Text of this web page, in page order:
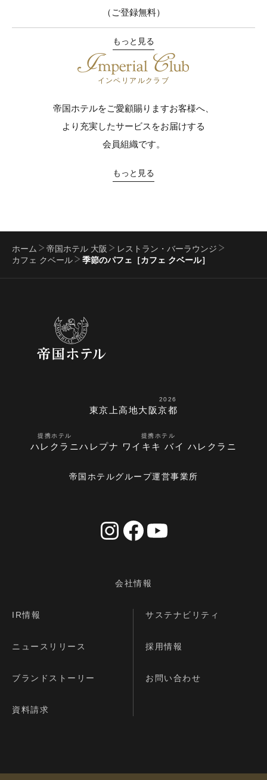
（ご登録無料）
もっと見る
インペリアルクラブ
帝国ホテルをご愛顧賜りますお客様へ、
より充実したサービスをお届けする
会員組織です。
もっと見る
ホーム 帝国ホテル 大阪
レストラン・バーラウンジ
カフェ クベール
季節のパフェ［カフェ クベール］
東京 上高地大阪
2026
京都
提携ホテル
ハレクラニ
提携ホテル
ハレプナ ワイキキ バイ ハレクラニ
帝国ホテルグループ運営事業所
会社情報
IR情報 サステナビリティ
ニュースリリース 採用情報
ブランドストーリー お問い合わせ
資料請求